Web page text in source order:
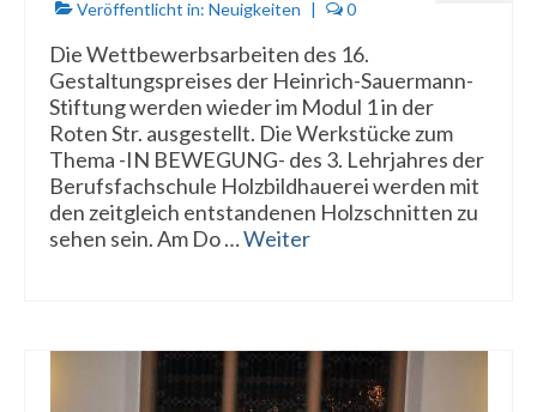
Veröffentlicht in: Neuigkeiten | 0
Die Wettbewerbsarbeiten des 16.
Gestaltungspreises der Heinrich-Sauermann-
Stiftung werden wieder im Modul 1 in der
Roten Str. ausgestellt. Die Werkstücke zum
Thema -IN BEWEGUNG- des 3. Lehrjahres der
Berufsfachschule Holzbildhauerei werden mit
den zeitgleich entstandenen Holzschnitten zu
sehen sein. Am Do …Weiter